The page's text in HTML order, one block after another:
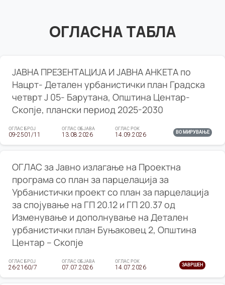
ОГЛАСНА ТАБЛА
ЈАВНА ПРЕЗЕНТАЦИЈА И ЈАВНА АНКЕТА по
Нацрт- Детален урбанистички план Градска
четврт Ј 05- Барутана, Општина Центар-
Скопје, плански период 2025-2030
ОГЛАС БРОЈ
09-2501/11
ОГЛАС ОБЈАВА
13.08.2026
ОГЛАС РОК
14.09.2026 ВО МИРУВАЊЕ
ОГЛАС за Јавно излагање на Проектна
програма со план за парцелација за
Урбанистички проект со план за парцелација
за спојување на ГП 20.12 и ГП 20.37 од
Изменување и дополнување на Детален
урбанистички план Буњаковец 2, Општина
Центар – Скопје
ОГЛАС БРОЈ
26-2160/7
ОГЛАС ОБЈАВА
07.07.2026
ОГЛАС РОК
14.07.2026 ЗАВРШЕН